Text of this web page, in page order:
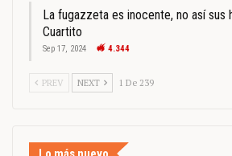
La fugazzeta es inocente, no así sus
Cuartito
Sep 17, 2024 4.344
PREV NEXT 1 De 239